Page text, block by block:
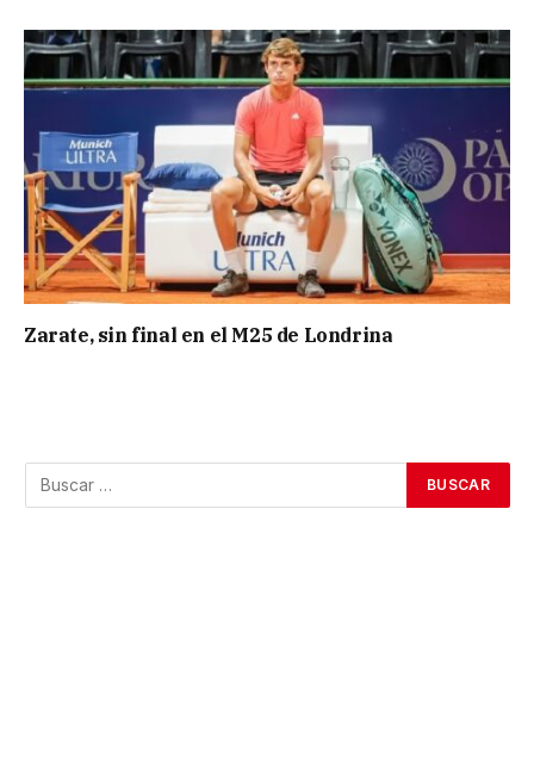
Zarate, sin final en el M25 de Londrina